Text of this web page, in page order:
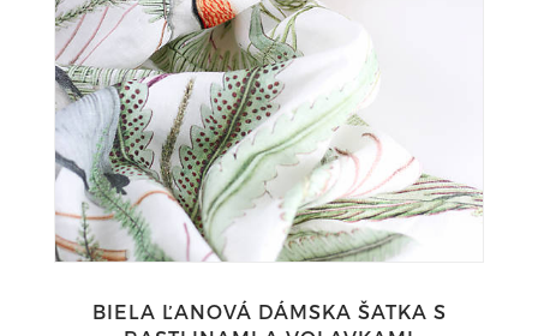
BIELA ĽANOVÁ DÁMSKA ŠATKA S